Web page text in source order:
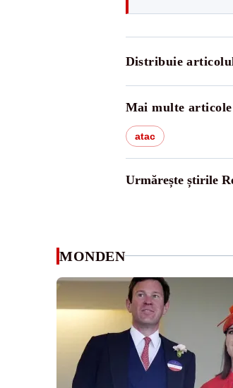
Distribuie
Mai multe articole
atac
Urmărește știrile
MONDEN